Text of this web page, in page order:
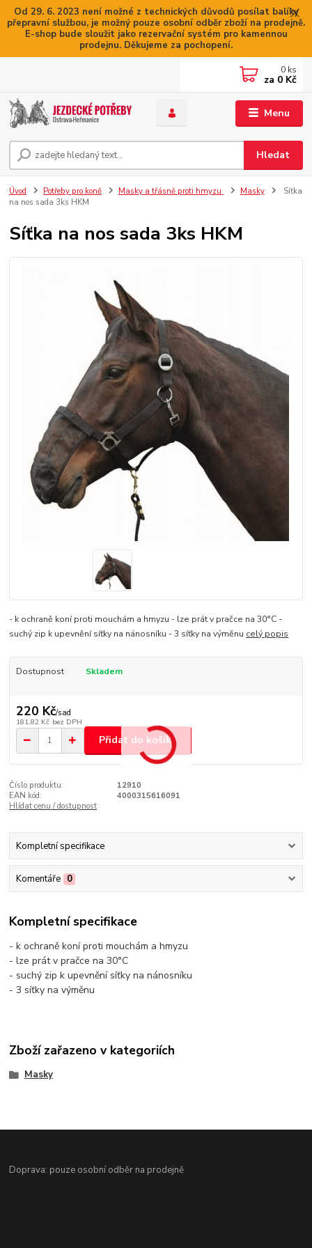
Od 29. 6. 2023 není možné z technických důvodů posílat balíky
přepravní službou, je možný pouze osobní odběr zboží na prodejně.
E-shop bude sloužit jako rezervační systém pro kamennou
prodejnu. Děkujeme za pochopení.
Menu
Hledat
0 ks
za 0 Kč
Úvod Potřeby pro koně Masky a třásně proti hmyzu Masky
Síťka
na nos sada 3ks HKM
Síťka na nos sada 3ks HKM
- k ochraně koní proti mouchám a hmyzu - lze prát v pračce na 30°C -
suchý zip k upevnění síťky na nánosníku - 3 síťky na výměnu celý popis
Dostupnost Skladem
220 Kč/sad
181,82 Kč bez DPH
Přidat do košíku
Číslo produktu:
12910
EAN kód:
4000315616091
Hlídat cenu / dostupnost
Kompletní specifikace
Komentáře 0
Kompletní specifikace
- k ochraně koní proti mouchám a hmyzu
- lze prát v pračce na 30°C
- suchý zip k upevnění síťky na nánosníku
- 3 síťky na výměnu
Zboží zařazeno v kategoriích
Masky
Doprava: pouze osobní odběr na prodejně